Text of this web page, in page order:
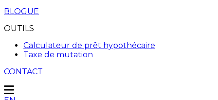
BLOGUE
OUTILS
Calculateur de prêt hypothécaire
Taxe de mutation
CONTACT